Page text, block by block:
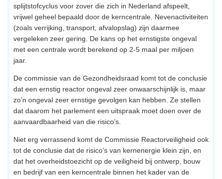
splijtstofcyclus voor zover die zich in Nederland afspeelt,
vrijwel geheel bepaald door de kerncentrale. Nevenactiviteiten
(zoals verrijking, transport, afvalopslag) zijn daarmee
vergeleken zeer gering. De kans op het ernstigste ongeval
met een centrale wordt berekend op 2-5 maal per miljoen
jaar.
De commissie van de Gezondheidsraad komt tot de conclusie
dat een ernstig reactor ongeval zeer onwaarschijnlijk is, maar
zo’n ongeval zeer ernstige gevolgen kan hebben. Ze stellen
dat daarom het parlement een uitspraak moet doen over de
aanvaardbaarheid van die risico’s.
Niet erg verrassend komt de Commissie Reactorveiligheid ook
tot de conclusie dat de risico’s van kernenergie klein zijn, en
dat het overheidstoezicht op de veiligheid bij ontwerp, bouw
en bedrijf van een kerncentrale binnen het kader van de